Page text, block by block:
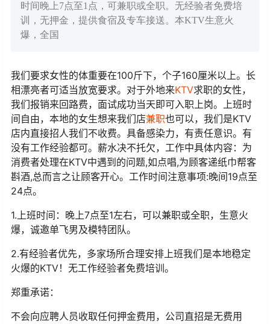
时间晚上7点至1点，可兼职或全职。无经验者免费培
训，无押金，提供食宿及专车接送。本KTV生意火
爆，全国
我们要求女性的体重要在100斤下，个子160厘米以上。长
相漂亮者可适当放宽要求。对于外地来KTV求职的女性，
我们报销来回路费，面试成功当天即可入职上岗。上班时
间自由，本地的女生想来我们店兼职也可以，我们是KTV
店内直接招人我们不收费。具备感染力，有责任意识。有
没有工作经验都可。薪水决不托欠，工作中具体内容：为
消费者处理在KTV中遇到的问题,如点唱,为顾客递纸巾帮客
斟酒,总而言之让顾客开心。工作时间注意事项:晚间19点至
24点。
1.上班时间：晚上7点至1左右，可以兼职或全职，生意火
爆，诚邀单飞男及模特团队。
2.有经验者优先，多家场所合理安排上班我们是本地稳定
火爆的KTV！无工作经验者免费培训。
郑重承诺：
不会向应聘人员收取任何押金费用，公司直招是无费用